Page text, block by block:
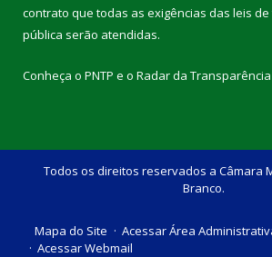
contrato que todas as exigências das leis
pública serão atendidas.
Conheça o PNTP e o Radar da
Todos os direitos reservados a Câmara
Branco.
Mapa do Site
Acessar Área
Acessar Webmail